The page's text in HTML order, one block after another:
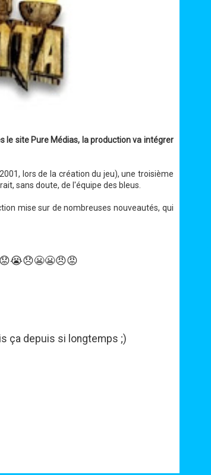
le site Pure Médias, la production va intégrer
lors de la création du jeu), une troisième
sans doute, de l'équipe des bleus.
mise sur de nombreuses nouveautés, qui
ça depuis si longtemps ;)